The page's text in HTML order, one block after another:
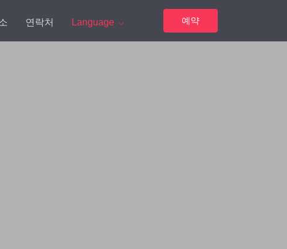
연락처 Language 예약